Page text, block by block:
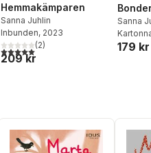
Hemmakämparen
Sanna Juhlin
Inbunden, 2023
5,0utav 5 stjärnor. Totalt antal röster:
(2)
209 kr
Sanna
179 kr